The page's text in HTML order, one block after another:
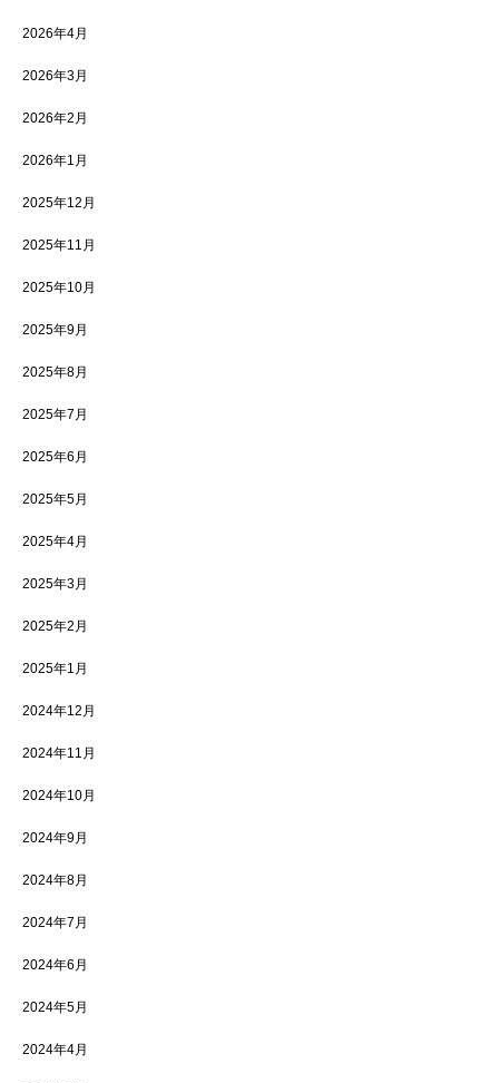
2026年4月
2026年3月
2026年2月
2026年1月
2025年12月
2025年11月
2025年10月
2025年9月
2025年8月
2025年7月
2025年6月
2025年5月
2025年4月
2025年3月
2025年2月
2025年1月
2024年12月
2024年11月
2024年10月
2024年9月
2024年8月
2024年7月
2024年6月
2024年5月
2024年4月